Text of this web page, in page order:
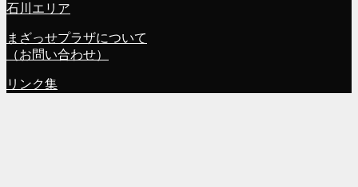
石川エリア
まざっせプラザについて
（お問い合わせ）
リンク集